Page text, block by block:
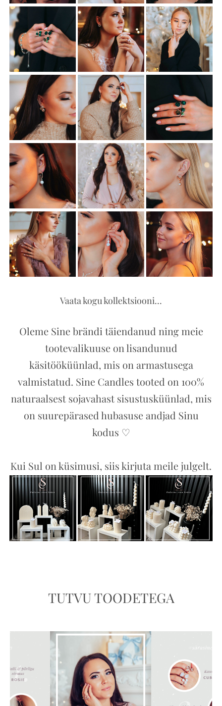
Vaata kogu kollektsiooni...
Oleme Sine brändi täiendanud ning meie
tootevalikuuse on lisandunud
käsitööküünlad, mis on armastusega
valmistatud. Sine Candles tooted on 100%
naturaalsest sojavahast sisustusküünlad, mis
on suurepärased hubasuse andjad Sinu
kodus ♡
Kui Sul on küsimusi, siis kirjuta meile julgelt.
TUTVU TOODETEGA